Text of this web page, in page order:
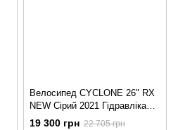
Велосипед CYCLONE 26" RX
NEW Сірий 2021 Гідравліка
15"
19 300 грн 22 705 грн